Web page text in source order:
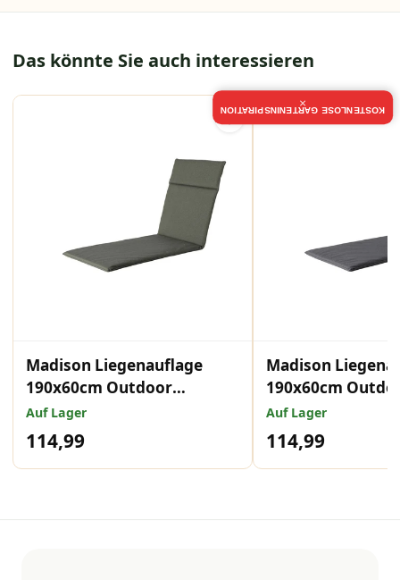
Das könnte Sie auch interessieren
Madison Liegenauflage
190x60cm Outdoor
Manchester Grün
Auf Lager
114,99
Madison
190x60cm
Manchester grey
Auf Lager
114,99
KOSTENLOSE GARTENINSPIRATION
×